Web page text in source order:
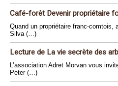
Café-forêt Devenir propriétaire
Quand un propriétaire franc-comtois,
Silva (…)
Lecture de La vie secrète des
L’association Adret Morvan vous
Peter (…)